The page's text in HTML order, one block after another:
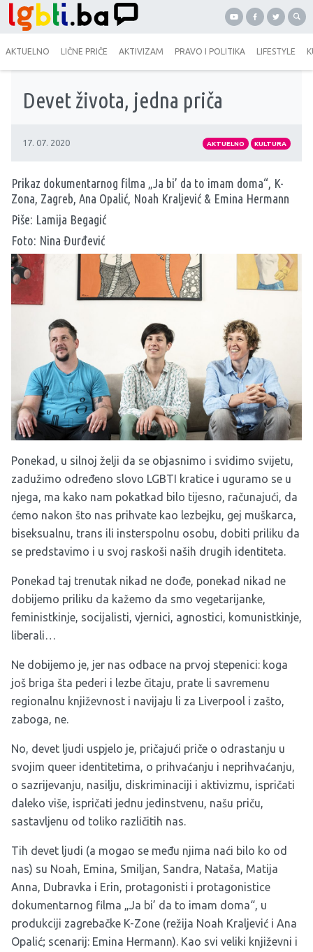
AKTUELNO LIČNE PRIČE AKTIVIZAM PRAVO I POLITIKA LIFESTYLE
Devet života, jedna priča
17. 07. 2020 AKTUELNO KULTURA
Prikaz dokumentarnog filma „Ja bi’ da to imam doma“, K-
Zona, Zagreb, Ana Opalić, Noah Kraljević & Emina Hermann
Piše: Lamija Begagić
Foto: Nina Đurđević
Ponekad, u silnoj želji da se objasnimo i svidimo svijetu,
zadužimo određeno slovo LGBTI kratice i uguramo se u
njega, ma kako nam pokatkad bilo tijesno, računajući, da
ćemo nakon što nas prihvate kao lezbejku, gej muškarca,
biseksualnu, trans ili insterspolnu osobu, dobiti priliku da
se predstavimo i u svoj raskoši naših drugih identiteta.
Ponekad taj trenutak nikad ne dođe, ponekad nikad ne
dobijemo priliku da kažemo da smo vegetarijanke,
feministkinje, socijalisti, vjernici, agnostici, komunistkinje,
liberali…
Ne dobijemo je, jer nas odbace na prvoj stepenici: koga
još briga šta pederi i lezbe čitaju, prate li savremenu
regionalnu književnost i navijaju li za Liverpool i zašto,
zaboga, ne.
No, devet ljudi uspjelo je, pričajući priče o odrastanju u
svojim queer identitetima, o prihvaćanju i neprihvaćanju,
o sazrijevanju, nasilju, diskriminaciji i aktivizmu, ispričati
daleko više, ispričati jednu jedinstvenu, našu priču,
sastavljenu od toliko različitih nas.
Tih devet ljudi (a mogao se među njima naći bilo ko od
nas) su Noah, Emina, Smiljan, Sandra, Nataša, Matija
Anna, Dubravka i Erin, protagonisti i protagonistice
dokumentarnog filma „Ja bi’ da to imam doma“, u
produkciji zagrebačke K-Zone (režija Noah Kraljević i Ana
Opalić; scenarij: Emina Hermann). Kao svi veliki književni i